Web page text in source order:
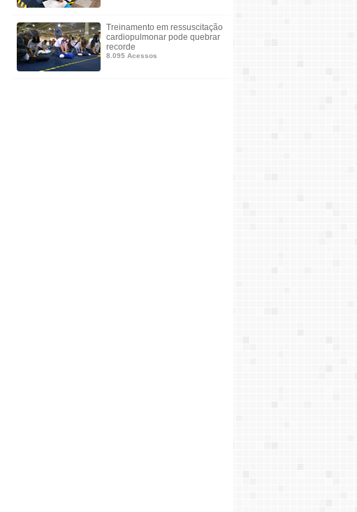
Treinamento em ressuscitação
cardiopulmonar pode quebrar
recorde
8.095 Acessos